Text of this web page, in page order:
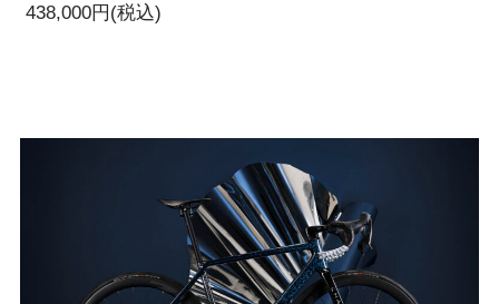
438,000円(税込)